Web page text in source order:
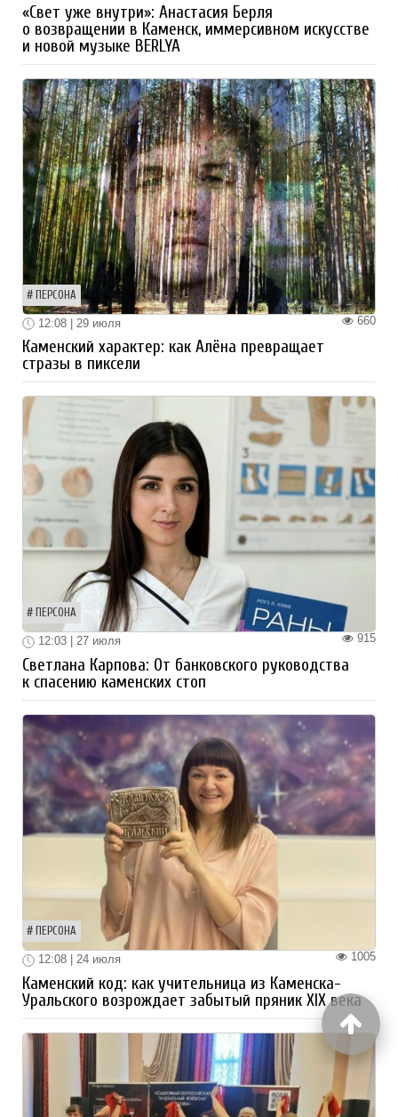
«Свет уже внутри»: Анастасия Берля
о возвращении в Каменск, иммерсивном искусстве
и новой музыке BERLYA
ПЕРСОНА
660
12:08 | 29 июля
Каменский характер: как Алёна превращает
стразы в пиксели
ПЕРСОНА
915
12:03 | 27 июля
Светлана Карпова: От банковского руководства
к спасению каменских стоп
ПЕРСОНА
1005
12:08 | 24 июля
Каменский код: как учительница из Каменска-
Уральского возрождает забытый пряник XIX века